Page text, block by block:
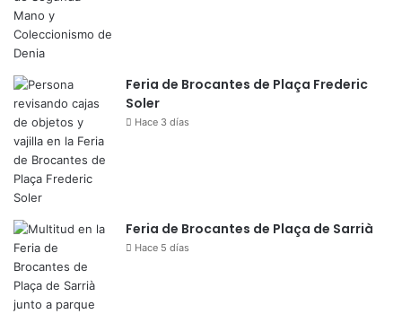
Feria de Brocantes de Plaça Frederic
Soler
Hace 3 días
Feria de Brocantes de Plaça de Sarrià
Hace 5 días